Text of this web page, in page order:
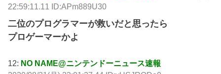
22:59:11.11 ID:APm889U30
二位のプログラマーが救いだと思ったら
プロゲーマーかよ
12: NO NAME@ニンテンドーニュース速報